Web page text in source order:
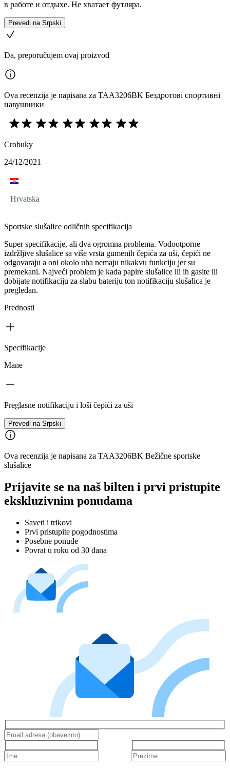
в работе и отдыхе. Не хватает футляра.
Prevedi na Srpski
Da, preporučujem ovaj proizvod
Ova recenzija je napisana za TAA3206BK Бездротові спортивні
навушники
Crobuky
24/12/2021
Hrvatska
Sportske slušalice odličnih specifikacija
Super specifikacije, ali dva ogromna problema. Vodootporne
izdržljive slušalice sa više vrsta gumenih čepića za uši, čepići ne
odgovaraju a oni okolo uha nemaju nikakvu funkciju jer su
premekani. Najveći problem je kada papire slušalice ili ih gasite ili
dobijate notifikaciju za slabu bateriju ton notifikaciju slušalica je
pregledan.
Prednosti
Specifikacije
Mane
Preglasne notifikaciju i loši čepići za uši
Prevedi na Srpski
Ova recenzija je napisana za TAA3206BK Bežične sportske
slušalice
Prijavite se na naš bilten i prvi pristupite
ekskluzivnim ponudama
Saveti i trikovi
Prvi pristupite pogodnostima
Posebne ponude
Povrat u roku od 30 dana